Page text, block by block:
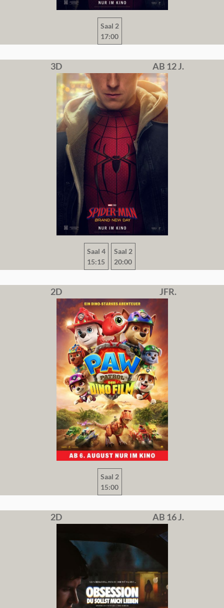
Saal 2
17:00
3D AB 12 J.
Saal 4
15:15
Saal 2
20:00
2D JFR.
Saal 2
15:00
2D AB 16 J.